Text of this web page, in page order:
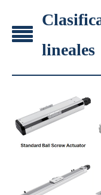
lineales